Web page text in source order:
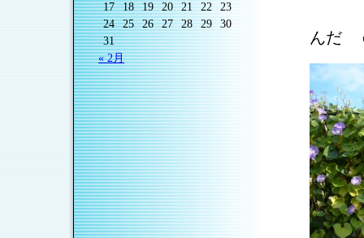
17
18 19 20 21 22
23
24
25 26 27 28 29
30
31
« 2月
んだ